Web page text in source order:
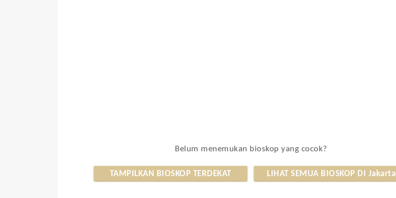
Belum menemukan bioskop yang cocok?
TAMPILKAN BIOSKOP TERDEKAT LIHAT SEMUA BIOSKOP DI Jakarta